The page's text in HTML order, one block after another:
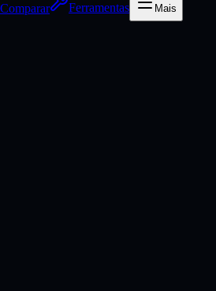
Comparar Ferramentas Mais